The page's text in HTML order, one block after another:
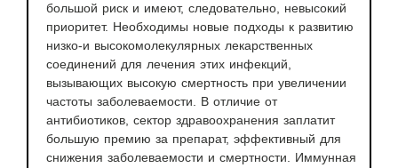
большой риск и имеют, следовательно, невысокий
приоритет. Необходимы новые подходы к развитию
низко-и высокомолекулярных лекарственных
соединений для лечения этих инфекций,
вызывающих высокую смертность при увеличении
частоты заболеваемости. В отличие от
антибиотиков, сектор здравоохранения заплатит
большую премию за препарат, эффективный для
снижения заболеваемости и смертности. Иммунная